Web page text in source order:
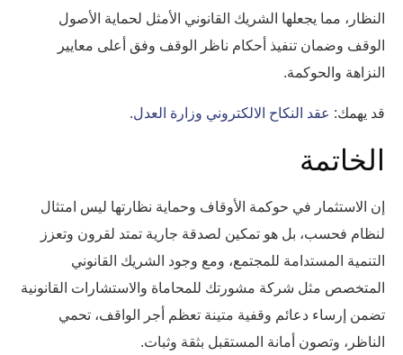
النظار، مما يجعلها الشريك القانوني الأمثل لحماية الأصول
الوقف وضمان تنفيذ أحكام ناظر الوقف وفق أعلى معايير
النزاهة والحوكمة.
قد يهمك: عقد النكاح الالكتروني وزارة العدل.
الخاتمة
إن الاستثمار في حوكمة الأوقاف وحماية نظارتها ليس امتثال
لنظام فحسب، بل هو تمكين لصدقة جارية تمتد لقرون وتعزز
التنمية المستدامة للمجتمع، ومع وجود الشريك القانوني
المتخصص مثل شركة مشورتك للمحاماة والاستشارات القانونية
تضمن إرساء دعائم وقفية متينة تعظم أجر الواقف، تحمي
الناظر، وتصون أمانة المستقبل بثقة وثبات.